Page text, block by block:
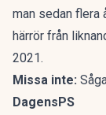
man sedan flera
härrör från
2021.
Missa inte:
DagensPS